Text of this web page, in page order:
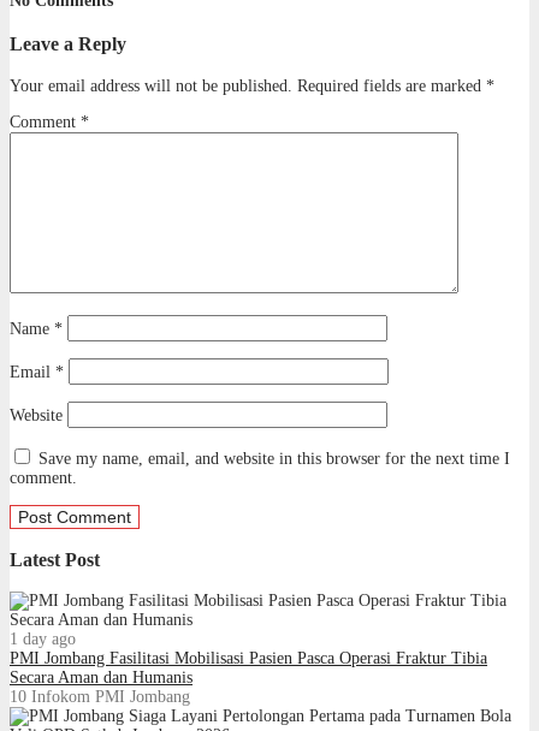
Leave a Reply
Your email address will not be published. Required fields are marked *
Comment *
Name *
Email *
Website
Save my name, email, and website in this browser for the next time I
comment.
Latest Post
1 day ago
PMI Jombang Fasilitasi Mobilisasi Pasien Pasca Operasi Fraktur Tibia
Secara Aman dan Humanis
10 Infokom PMI Jombang